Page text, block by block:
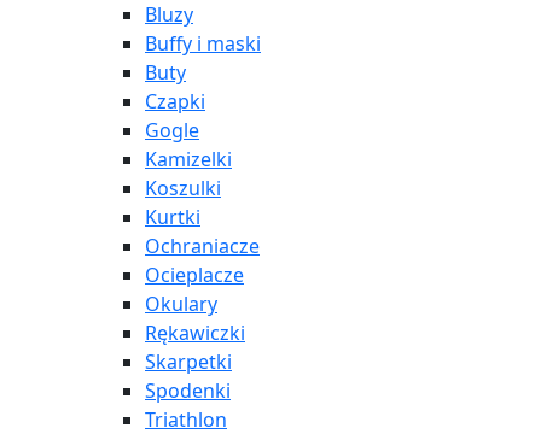
Bluzy
Buffy i maski
Buty
Czapki
Gogle
Kamizelki
Koszulki
Kurtki
Ochraniacze
Ocieplacze
Okulary
Rękawiczki
Skarpetki
Spodenki
Triathlon